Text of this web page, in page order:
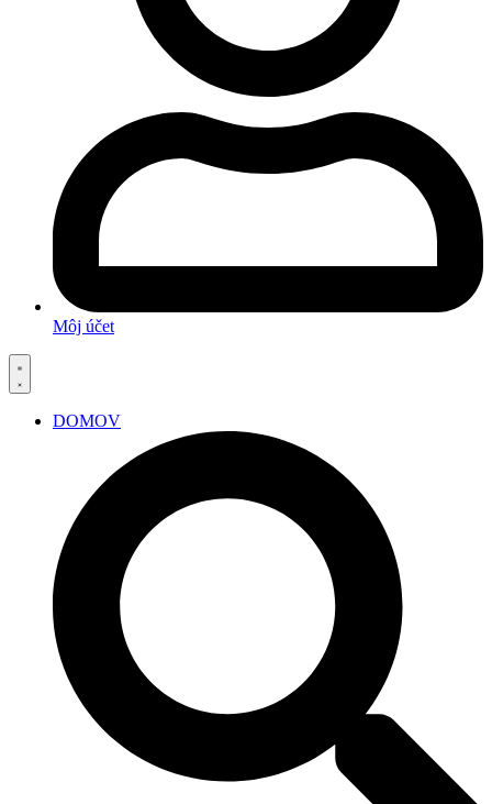
Môj účet
DOMOV